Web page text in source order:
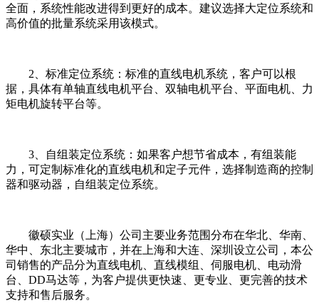
全面，系统性能改进得到更好的成本。建议选择大定位系统和
高价值的批量系统采用该模式。
2、标准定位系统：标准的直线电机系统，客户可以根
据，具体有单轴直线电机平台、双轴电机平台、平面电机、力
矩电机旋转平台等。
3、自组装定位系统：如果客户想节省成本，有组装能
力，可定制标准化的直线电机和定子元件，选择制造商的控制
器和驱动器，自组装定位系统。
徽硕实业（上海）公司主要业务范围分布在华北、华南、
华中、东北主要城市，并在上海和大连、深圳设立公司， 本公
司 销售的产品分为直线电机、直线模组、伺服电机、电动滑
台、DD马达等，为客户提供更快速、更专业、更完善的技术
支持和售后服务。